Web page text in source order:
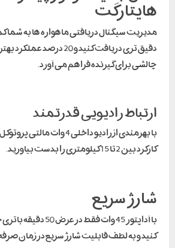
هایتارگت
مدیریت سیگنال دریافتی ماهواره ها به شما
دقیق تری دریافت کنید و 20
چالشی برای گیرنده فراهم می آورد.
ارتباط رادیویی قدرتمند
با بهرمندی از رادیو داخلی 4
کارکرد بین 2تا 15 کیلومتری را بدست بیاورید.
شارژ سریع
کنید و به لطف قابلیت شارژ سریع در زمان